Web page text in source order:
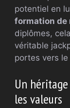
potentiel en
formation de
diplômes,
véritable
portes vers le
Un
les valeurs